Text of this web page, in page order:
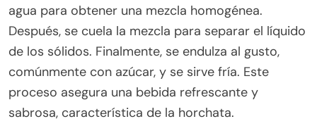
agua para obtener una mezcla homogénea.
Después, se cuela la mezcla para separar el líquido
de los sólidos. Finalmente, se endulza al gusto,
comúnmente con azúcar, y se sirve fría. Este
proceso asegura una bebida refrescante y
sabrosa, característica de la horchata.